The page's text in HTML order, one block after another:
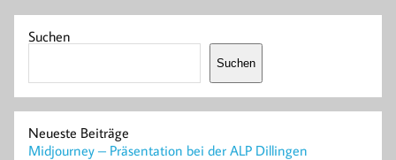
Suchen
Suchen
Neueste Beiträge
Midjourney – Präsentation bei der ALP Dillingen